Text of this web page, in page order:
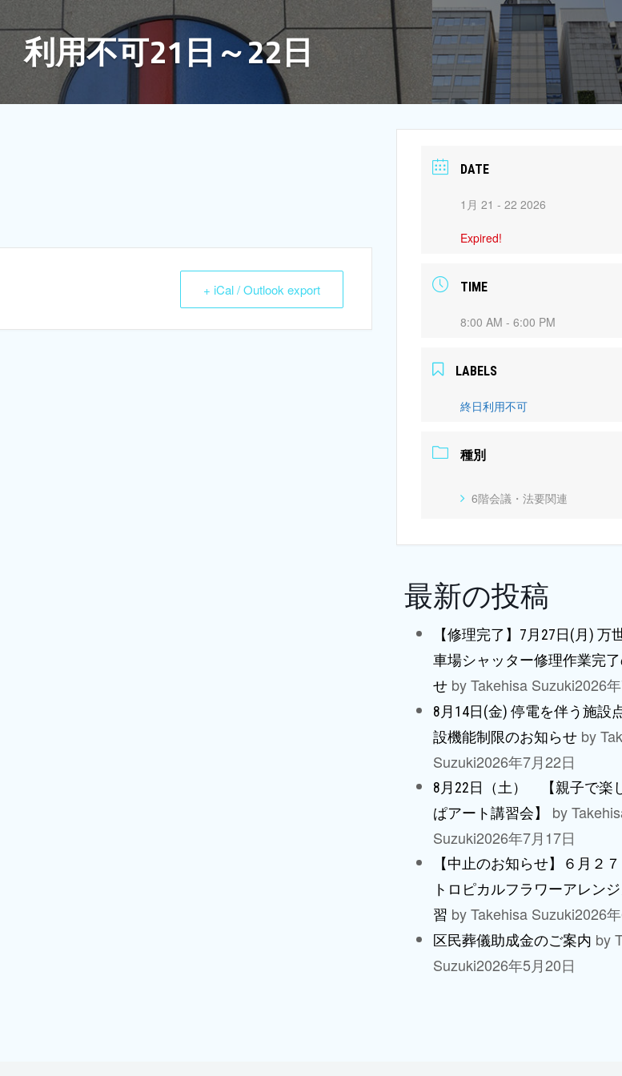
利用不可21日～22日
+ iCal / Outlook export
DATE
1月 21 - 22 2026
Expired!
TIME
8:00 AM - 6:00 PM
LABELS
終日利用不可
種別
6階会議・法要関連
最新の投稿
【修理完了】7月27日(月) 万
車場シャッター修理作業完
せ by Takehisa Suzuki2026
8月14日(金) 停電を伴う施設
設機能制限のお知らせ by
Suzuki2026年7月22日
8月22日（土） 【親子で楽
ぱアート講習会】
by
Suzuki2026年7月17日
【中止のお知らせ】６月２
トロピカルフラワーアレン
習 by Takehisa Suzuki2026
区民葬儀助成金のご案内 by
Suzuki2026年5月20日